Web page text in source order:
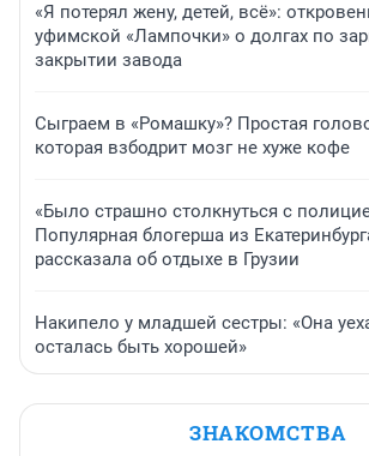
«Я потерял жену, детей, всё»:
уфимской «Лампочки» о долгах по
закрытии завода
Сыграем в «Ромашку»? Простая
которая взбодрит мозг не хуже кофе
«Было страшно столкнуться с
Популярная блогерша из
рассказала об отдыхе в Грузии
Накипело у младшей сестры: «Она
осталась быть хорошей»
ЗНАКОМСТВА